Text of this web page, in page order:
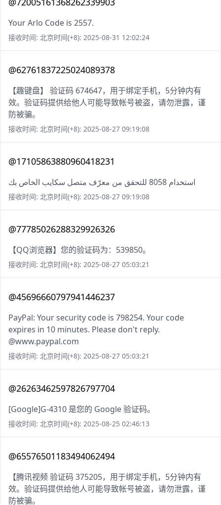
Your Arlo Code is 2557.
接收时间: 北京时间(+8): 2025-08-31 12:02:24
@62761837225024089378
【趣键盘】 验证码 674647，用于绑定手机，5分钟内有
效。验证码提供给他人可能导致帐号被盗，请勿泄露，谨
防被骗。
接收时间: 北京时间(+8): 2025-08-27 09:19:08
@17105863880960418231
استخدام 8058 للتحقق من معرّف متصل سكايب الخاص بك
接收时间: 北京时间(+8): 2025-08-27 09:19:08
@77785026288329926326
【QQ浏览器】您的验证码为：539850。
接收时间: 北京时间(+8): 2025-08-27 05:03:21
@45696660797941446237
PayPal: Your security code is 798254. Your code
expires in 10 minutes. Please don't reply.
@www.paypal.com
接收时间: 北京时间(+8): 2025-08-27 05:03:21
@26263462597826797704
[Google]G-4310 是您的 Google 验证码。
接收时间: 北京时间(+8): 2025-08-25 02:46:13
@65576501183494062494
【腾讯视频 验证码 375205，用于绑定手机，5分钟内有
效。验证码提供给他人可能导致帐号被盗，请勿泄露，谨
防被骗。